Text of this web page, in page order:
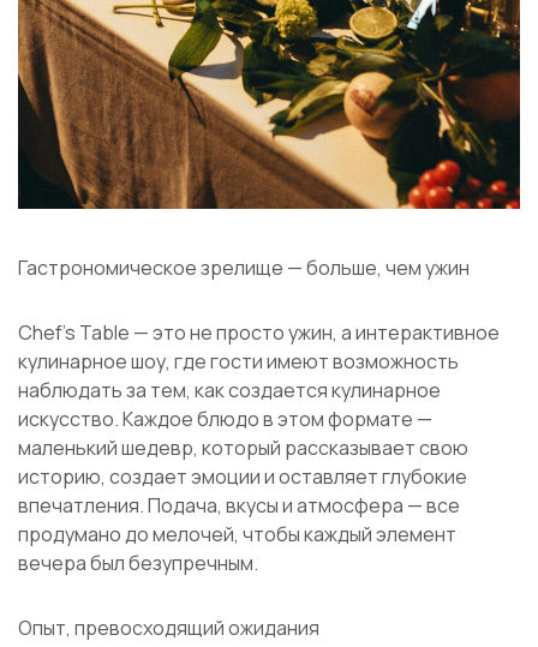
Гастрономическое зрелище — больше, чем ужин
Chef’s Table — это не просто ужин, а интерактивное
кулинарное шоу, где гости имеют возможность
наблюдать за тем, как создается кулинарное
искусство. Каждое блюдо в этом формате —
маленький шедевр, который рассказывает свою
историю, создает эмоции и оставляет глубокие
впечатления. Подача, вкусы и атмосфера — все
продумано до мелочей, чтобы каждый элемент
вечера был безупречным.
Опыт, превосходящий ожидания